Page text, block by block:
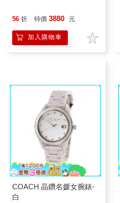
56 折 特價 3880 元
加入購物車
COACH 晶鑽名媛女腕錶-
白